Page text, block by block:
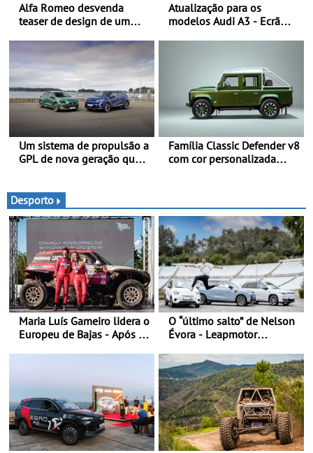
Alfa Romeo desvenda
teaser de design de um
C - Apresentado
oficialmente no quarto
trimestre de 2027
Atualização para os
modelos Audi A3 - Ecrã
assistente de marcha-atrás
Um sistema de propulsão a
GPL de nova geração que
Symbioz
Família Classic Defender v8
com cor personalizada
Desporto
Maria Luís Gameiro lidera o
Europeu de Bajas - Após a
O “último salto” de Nelson
Évora - Leapmotor
Campeão Olímpico num
momento histórico